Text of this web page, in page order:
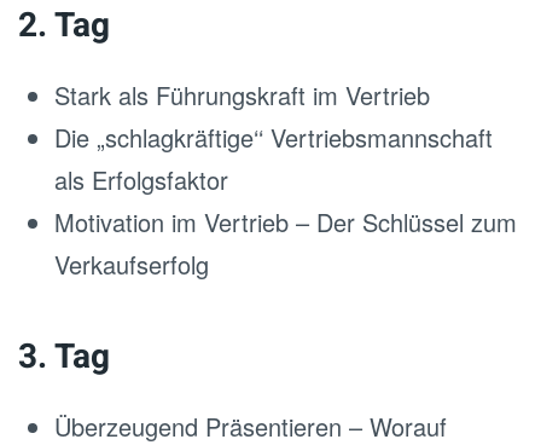
2. Tag
Stark als Führungskraft im Vertrieb
Die „schlagkräftige‘‘ Vertriebsmannschaft
als Erfolgsfaktor
Motivation im Vertrieb – Der Schlüssel zum
Verkaufserfolg
3. Tag
Überzeugend Präsentieren – Worauf